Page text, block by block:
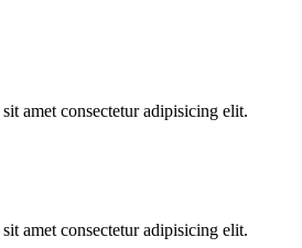
amet consectetur adipisicing elit.
amet consectetur adipisicing elit.